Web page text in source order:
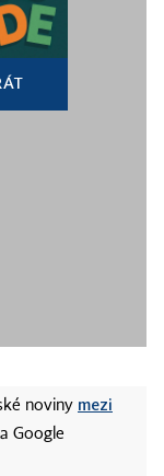
noviny mezi
Google